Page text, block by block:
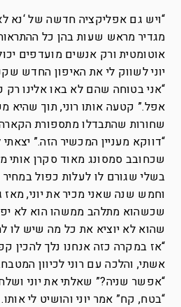
“ויש גם אפליקציה חדשה של ‘נא
מגדיר מראש שעות בהן כל
אוטומטית ורק אנשים מועדפים
יוני לשווק לי את האיפון החדש
“אני בטוחה שהם לא באו אלינו
אפל.” קטעה אותו רוני, תוך
שחורות שהתבדלו מתספורת
“דווקא מעניין המכשיר הזה.”
שכחובב סמסונג מאוד סקרן אותי
בשלי שגורם לו לעלות כפול
וחמש שנה שאני מכיר את יוני, מאז
שכשהוא מתלהב ממשהו הוא לא
שהוא לא יוציא את כל מה שיש לו
“אז במקרה כזה אנחנו נלך להכין
אשתי, והלכה עם רוני לכיוון
“אפשר שניה?” שאלתי את יוני
“בטח, קח” אמר יוני והושיט לי אותו.